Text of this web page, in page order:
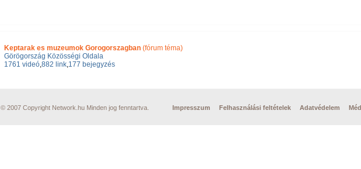
Keptarak es muzeumok Gorogorszagban(fórum téma)
Görögország Közösségi Oldala
1761 videó,882 link,177 bejegyzés
© 2007 Copyright Network.hu Minden jog fenntartva. Impresszum Felhasználási feltételek Adatvédelem